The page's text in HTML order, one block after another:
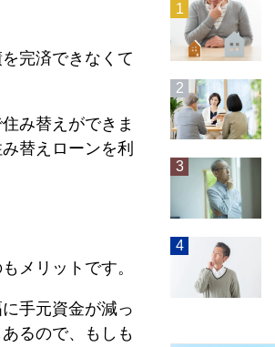
完済できなくて
み替えができま
替えローンを利
メリットです。
手元資金が減っ
るので、もしも